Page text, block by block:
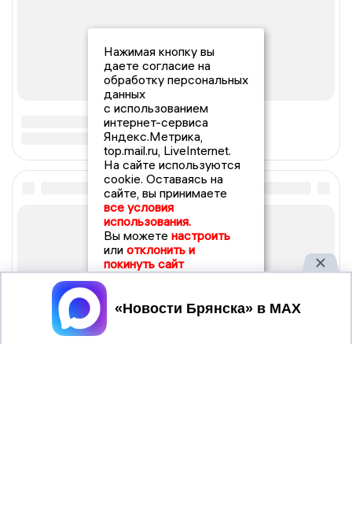
Нажимая кнопку вы
даете согласие на
обработку персональных
данных
с использованием
интернет-сервиса
Яндекс.Метрика,
top.mail.ru, LiveInternet.
На сайте используются
cookie. Оставаясь на
сайте, вы принимаете
все условия
использования.
Вы можете настроить
или отклонить и
покинуть сайт
Принять